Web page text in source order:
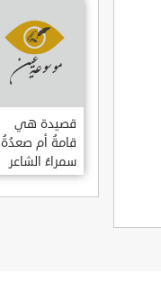
قصيدة هي
قامةُ أم صعدُةُ
سمراءُ الشاعر
سيف الدين
المشد